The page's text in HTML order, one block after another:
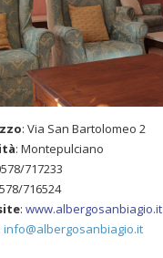
: Via San Bartolomeo 2
: Montepulciano
717233
716524
: www.albergosanbiagio.it
info@albergosanbiagio.it